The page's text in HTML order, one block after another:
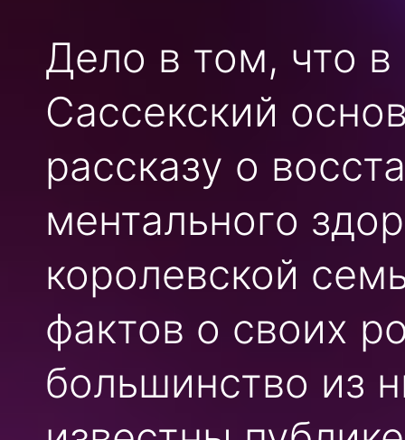
Дело в том, что
Сассекский
рассказу о
ментального
королевской
фактов о своих
большинство из